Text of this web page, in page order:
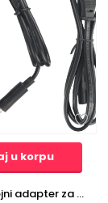
u korpu
Xiaomi Napojni adapter za Xiaomi el. romobil – 42V/2A Power Supply Adapters